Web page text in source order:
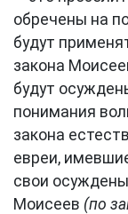
обречены на
будут
закона
будут
понимания
закона
евреи,
свои осуждены
Моисеев (по